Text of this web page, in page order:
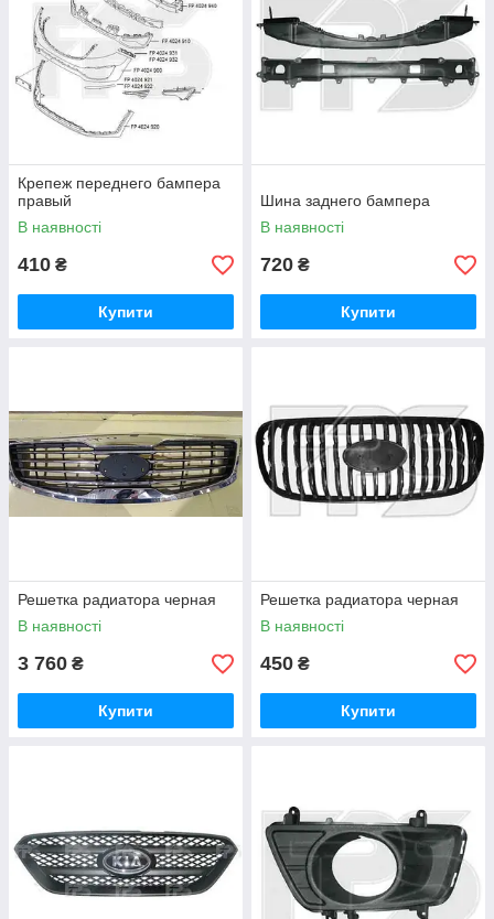
Крепеж переднего бампера
правый
В наявності
410 ₴
Купити
Шина заднего бампера
В наявності
720 ₴
Купити
Решетка радиатора черная
В наявності
3 760 ₴
Купити
Решетка радиатора черная
В наявності
450 ₴
Купити